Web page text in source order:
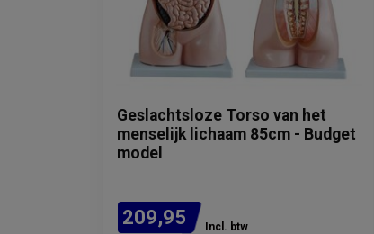
Geslachtsloze Torso van het
menselijk lichaam 85cm - Budget
model
209,95 Incl. btw